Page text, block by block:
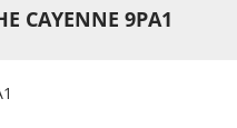
CAYENNE 9PA1